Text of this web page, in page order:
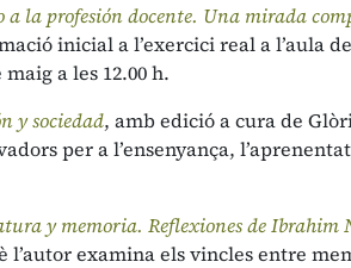
la profesión docente. Una mirada
inicial a l’exercici real a l’aula
a les 12.00 h.
y sociedad, amb edició a cura de
per a l’ensenyança,
y memoria. Reflexiones de Ibrahim
l’autor examina els vincles entre